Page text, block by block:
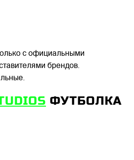
с официальными
брендов.
ФУТБОЛКА